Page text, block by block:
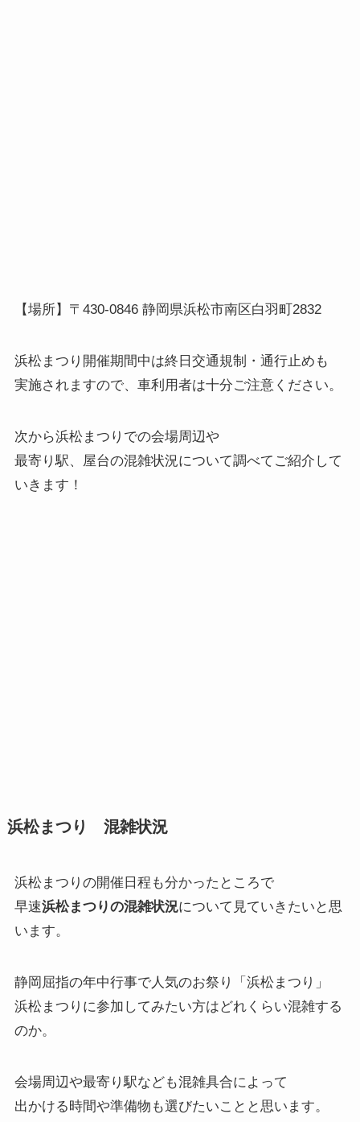
【場所】〒430-0846 静岡県浜松市南区白羽町2832
浜松まつり開催期間中は終日交通規制・通行止めも
実施されますので、車利用者は十分ご注意ください。
次から浜松まつりでの会場周辺や
最寄り駅、屋台の混雑状況について調べてご紹介して
いきます！
浜松まつり 混雑状況
浜松まつりの開催日程も分かったところで
早速浜松まつりの混雑状況について見ていきたいと思
います。
静岡屈指の年中行事で人気のお祭り「浜松まつり」
浜松まつりに参加してみたい方はどれくらい混雑する
のか。
会場周辺や最寄り駅なども混雑具合によって
出かける時間や準備物も選びたいことと思います。